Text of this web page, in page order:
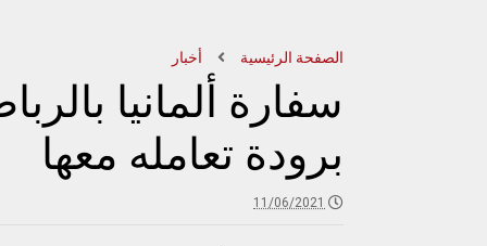
الصفحة الرئيسية أخبار
سفارة ألمانيا
برودة تعامله معها
11/06/2021